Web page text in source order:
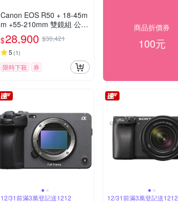
Canon EOS R50 + 18-45m
m +55-210mm 雙鏡組 公司
貨
$28,900 $30,421
5 (1)
限時下殺 券
商品折價券
100元
12/31前滿3萬登記送1212 12/31前滿3萬登記送1212